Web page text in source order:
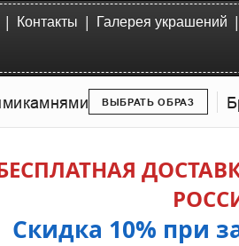
| Контакты | Галерея украшений |
камнями ВЫБРАТЬ ОБРАЗ
Скидка 10% при